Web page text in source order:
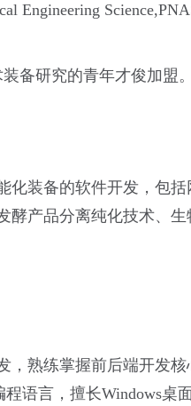
Engineering
备研究的青年才俊加盟。
化装备的软件开发，包
酵产品分离纯化技术、
，熟练掌握前后端开发
语言，擅长Windows